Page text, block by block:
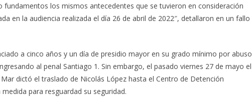
los mismos antecedentes que se tuvieron en consideración
en la audiencia realizada el día 26 de abril de 2022″, detallaron en un fallo
a cinco años y un día de presidio mayor en su grado mínimo por abuso
al penal Santiago 1. Sin embargo, el pasado viernes 27 de mayo el
dictó el traslado de Nicolás López hasta el Centro de Detención
para resguardad su seguridad.